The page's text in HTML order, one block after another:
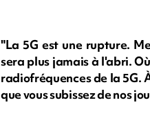
"La 5G est une rupture.
sera plus jamais à l'abri.
radiofréquences de la 5G.
que vous subissez de nos